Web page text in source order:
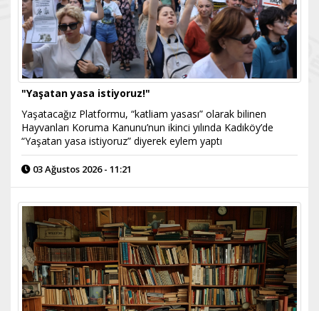
"Yaşatan yasa istiyoruz!"
Yaşatacağız Platformu, “katliam yasası” olarak bilinen
Hayvanları Koruma Kanunu’nun ikinci yılında Kadıköy’de
“Yaşatan yasa istiyoruz” diyerek eylem yaptı
03 Ağustos 2026 - 11:21